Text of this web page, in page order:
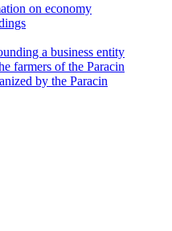
on economy
a business entity
farmers of the Paracin
by the Paracin